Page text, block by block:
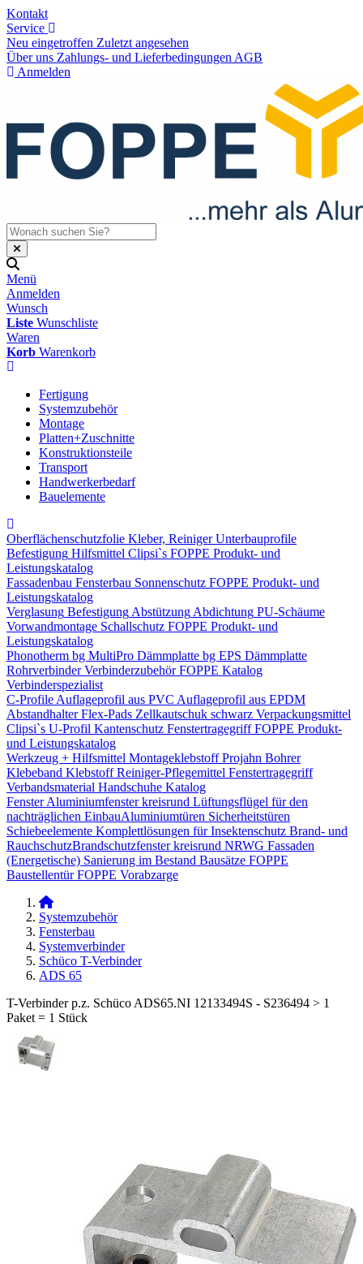
Kontakt
Service
Neu eingetroffen Zuletzt angesehen
Über uns Zahlungs- und Lieferbedingungen AGB
Anmelden
Menü
Anmelden
Wunsch
Liste Wunschliste
Waren
Korb Warenkorb
Fertigung
Systemzubehör
Montage
Platten+Zuschnitte
Konstruktionsteile
Transport
Handwerkerbedarf
Bauelemente
Oberflächenschutzfolie Kleber, Reiniger Unterbauprofile
Befestigung Hilfsmittel Clipsi`s FOPPE Produkt- und
Leistungskatalog
Fassadenbau Fensterbau Sonnenschutz FOPPE Produkt- und
Leistungskatalog
Verglasung Befestigung Abstützung Abdichtung PU-Schäume
Vorwandmontage Schallschutz FOPPE Produkt- und
Leistungskatalog
Phonotherm bg MultiPro Dämmplatte bg EPS Dämmplatte
Rohrverbinder Verbinderzubehör FOPPE Katalog
Verbinderspezialist
C-Profile Auflageprofil aus PVC Auflageprofil aus EPDM
Abstandhalter Flex-Pads Zellkautschuk schwarz Verpackungsmittel
Clipsi`s U-Profil Kantenschutz Fenstertragegriff FOPPE Produkt-
und Leistungskatalog
Werkzeug + Hilfsmittel Montageklebstoff Projahn Bohrer
Klebeband Klebstoff Reiniger-Pflegemittel Fenstertragegriff
Verbandsmaterial Handschuhe Katalog
Fenster Aluminiumfenster kreisrund Lüftungsflügel für den
nachträglichen Einbau​Aluminiumtüren Sicherheitstüren
Schiebeelemente Komplettlösungen für Insektenschutz Brand- und
Rauchschutz​Brandschutzfenster kreisrund NRWG Fassaden
(Energetische) Sanierung im Bestand Bausätze FOPPE
Baustellentür FOPPE Vorabzarge
Systemzubehör
Fensterbau
Systemverbinder
Schüco T-Verbinder
ADS 65
T-Verbinder p.z. Schüco ADS65.NI 12133494S - S236494 > 1
Paket = 1 Stück